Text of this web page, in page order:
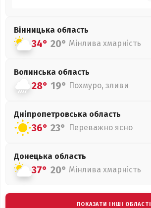
Вінницька область
34° 20° Мінлива хмарність
Волинська область
28° 19° Похмуро, зливи
Дніпропетровська область
36° 23° Переважно ясно
Донецька область
37° 20° Мінлива хмарність
ПОКАЗАТИ ІНШІ ОБЛАСТІ